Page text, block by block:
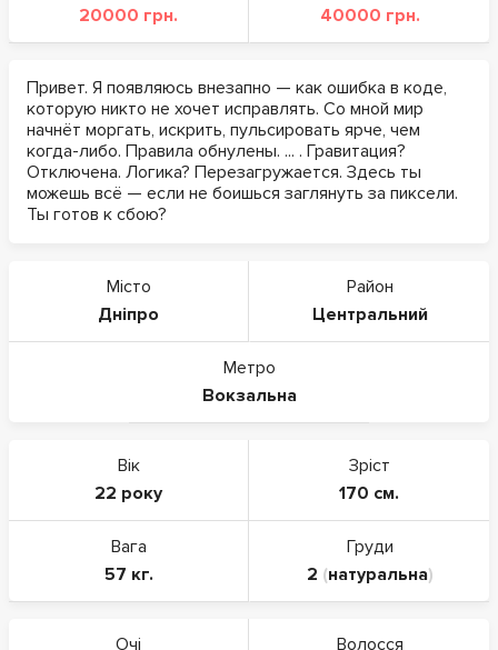
20000 грн.
40000 грн.
Привет. Я появляюсь внезапно — как ошибка в коде,
которую никто не хочет исправлять. Со мной мир
начнёт моргать, искрить, пульсировать ярче, чем
когда-либо. Правила обнулены. ... . Гравитация?
Отключена. Логика? Перезагружается. Здесь ты
можешь всё — если не боишься заглянуть за пиксели.
Ты готов к сбою?
Місто
Дніпро
Район
Центральний
Метро
Вокзальна
Вік
22 року
Зріст
170 см.
Вага
57 кг.
Груди
2 (натуральна)
Очі Волосся